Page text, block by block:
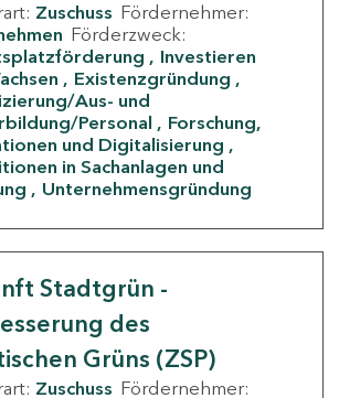
Zuschuss Fördernehmer:
Förderzweck:
Investieren
Existenzgründung
Aus- und
Personal
Forschung,
und Digitalisierung
in Sachanlagen und
Unternehmensgründung
Stadtgrün -
des
Grüns (ZSP)
Zuschuss Fördernehmer: